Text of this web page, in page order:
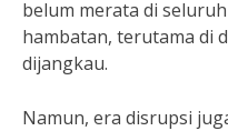
belum merata di
hambatan, terutama di
dijangkau.
Namun, era disrupsi